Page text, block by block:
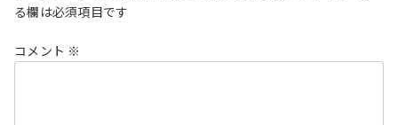
る欄は必須項目です
コメント ※